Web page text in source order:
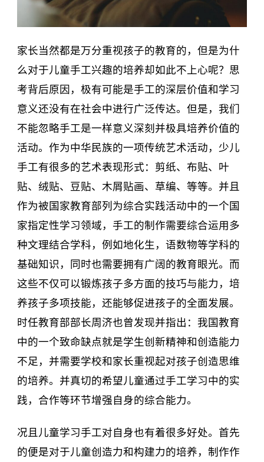
家长当然都是万分重视孩子的教育的，但是为什
么对于儿童手工兴趣的培养却如此不上心呢？思
考背后原因，极有可能是手工的深层价值和学习
意义还没有在社会中进行广泛传达。但是，我们
不能忽略手工是一样意义深刻并极具培养价值的
活动。作为中华民族的一项传统艺术活动，少儿
手工有很多的艺术表现形式：剪纸、布贴、叶
贴、绒贴、豆贴、木屑贴画、草编、等等。并且
作为被国家教育部列为综合实践活动中的一个国
家指定性学习领域，手工的制作需要综合运用多
种文理结合学科，例如地化生，语数物等学科的
基础知识，同时也需要拥有广阔的教育眼光。而
这些不仅可以锻炼孩子多方面的技巧与能力，培
养孩子多项技能，还能够促进孩子的全面发展。
时任教育部部长周济也曾发现并指出：我国教育
中的一个致命缺点就是学生创新精神和创造能力
不足，并需要学校和家长重视起对孩子创造思维
的培养。并真切的希望儿童通过手工学习中的实
践，合作等环节增强自身的综合能力。
况且儿童学习手工对自身也有着很多好处。首先
的便是对于儿童创造力和构建力的培养，制作作